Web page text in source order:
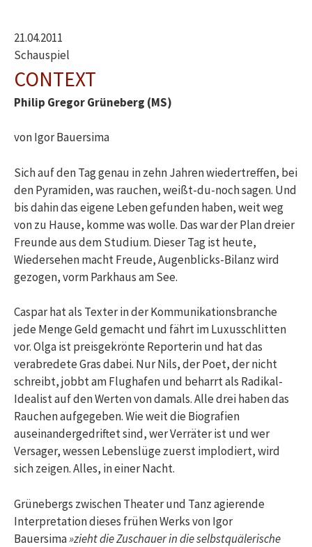
21.04.2011
Schauspiel
CONTEXT
Philip Gregor Grüneberg (MS)
von Igor Bauersima
Sich auf den Tag genau in zehn Jahren wiedertreffen, bei
den Pyramiden, was rauchen, weißt-du-noch sagen. Und
bis dahin das eigene Leben gefunden haben, weit weg
von zu Hause, komme was wolle. Das war der Plan dreier
Freunde aus dem Studium. Dieser Tag ist heute,
Wiedersehen macht Freude, Augenblicks-Bilanz wird
gezogen, vorm Parkhaus am See.
Caspar hat als Texter in der Kommunikationsbranche
jede Menge Geld gemacht und fährt im Luxusschlitten
vor. Olga ist preisgekrönte Reporterin und hat das
verabredete Gras dabei. Nur Nils, der Poet, der nicht
schreibt, jobbt am Flughafen und beharrt als Radikal-
Idealist auf den Werten von damals. Alle drei haben das
Rauchen aufgegeben. Wie weit die Biografien
auseinandergedriftet sind, wer Verräter ist und wer
Versager, wessen Lebenslüge zuerst implodiert, wird
sich zeigen. Alles, in einer Nacht.
Grünebergs zwischen Theater und Tanz agierende
Interpretation dieses frühen Werks von Igor
Bauersima»zieht die Zuschauer in die selbstquälerische